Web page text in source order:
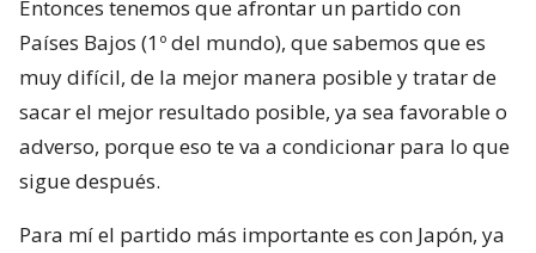
Entonces tenemos que afrontar un partido con
Países Bajos (1º del mundo), que sabemos que es
muy difícil, de la mejor manera posible y tratar de
sacar el mejor resultado posible, ya sea favorable o
adverso, porque eso te va a condicionar para lo que
sigue después.
Para mí el partido más importante es con Japón, ya